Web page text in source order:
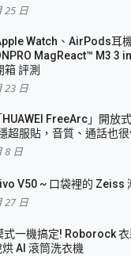
25 日
Watch、AirPods耳
MagReact™ M3 3
箱 評測
23 日
FreeArc」開放
超服貼，音質、通話也
8 日
V50 ~ 口袋裡的 Zeiss
27 日
式一機搞定! Roborock
AI 滾筒洗衣機